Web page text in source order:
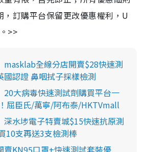
，訂購平台保留更改優惠權利，U
>>
masklab全線分店開賣$28快速測
國認證 鼻咽拭子採樣檢測
20大病毒快速測試劑購買平台一
屈臣氏/萬寧/阿布泰/HKTVmall
深水埗電子特賣城$15快速抗原測
10支再送3支檢測棒
賣KN95口罩+快速測試套裝優